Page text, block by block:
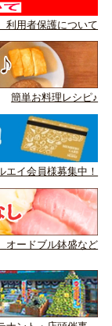
用者保護について
簡単お料理レシピ♪
エイ会員様募集中！
オードブル鉢盛など